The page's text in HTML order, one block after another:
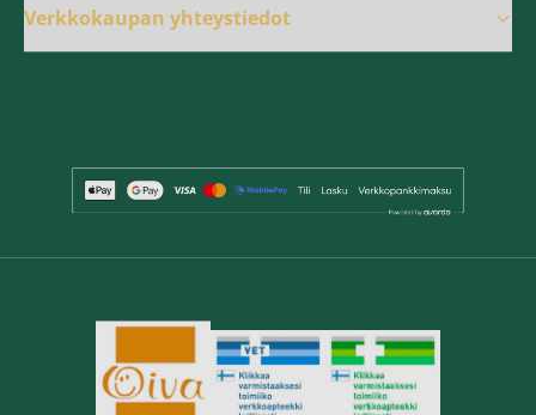
Verkkokaupan yhteystiedot